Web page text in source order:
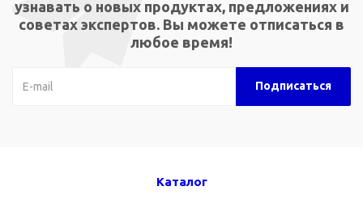
узнавать о новых продуктах, предложениях и
советах экспертов. Вы можете отписаться в
любое время!
Каталог